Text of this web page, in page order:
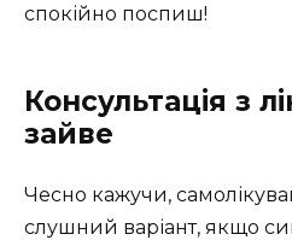
спокійно поспиш!
Консультація з
зайве
Чесно кажучи,
слушний варіант, якщо